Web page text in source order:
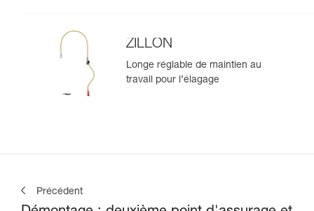
ZILLON
Longe réglable de maintien au
travail pour l’élagage
Précédent